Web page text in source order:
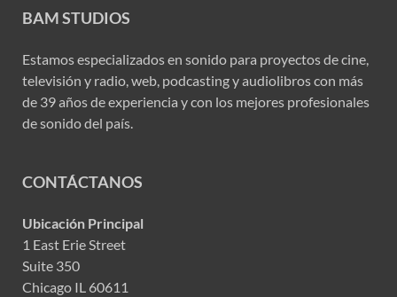
BAM STUDIOS
Estamos especializados en sonido para proyectos de cine,
televisión y radio, web, podcasting y audiolibros con más
de 39 años de experiencia y con los mejores profesionales
de sonido del país.
CONTÁCTANOS
Ubicación Principal
1 East Erie Street
Suite 350
Chicago IL 60611